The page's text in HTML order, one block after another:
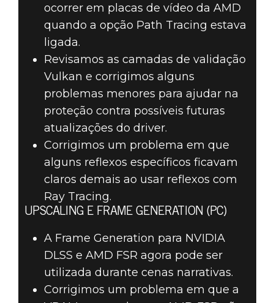
ocorrer em placas de vídeo da AMD
quando a opção Path Tracing estava
ligada.
Revisamos as camadas de validação
Vulkan e corrigimos alguns
problemas menores para ajudar na
proteção contra possíveis futuras
atualizações do driver.
Corrigimos um problema em que
alguns reflexos específicos ficavam
claros demais ao usar reflexos com
Ray Tracing.
UPSCALING E FRAME GENERATION (PC)
A Frame Generation para NVIDIA
DLSS e AMD FSR agora pode ser
utilizada durante cenas narrativas.
Corrigimos um problema em que a